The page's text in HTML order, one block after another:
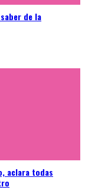
de la
aclara todas